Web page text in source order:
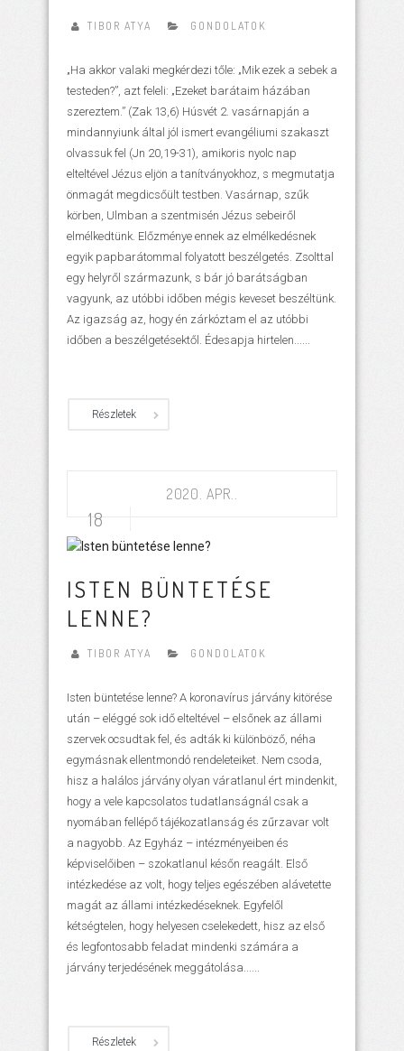
TIBOR ATYA GONDOLATOK
„Ha akkor valaki megkérdezi tőle: „Mik ezek a sebek a
testeden?”, azt feleli: „Ezeket barátaim házában
szereztem.” (Zak 13,6) Húsvét 2. vasárnapján a
mindannyiunk által jól ismert evangéliumi szakaszt
olvassuk fel (Jn 20,19-31), amikoris nyolc nap
elteltével Jézus eljön a tanítványokhoz, s megmutatja
önmagát megdicsőült testben. Vasárnap, szűk
körben, Ulmban a szentmisén Jézus sebeiről
elmélkedtünk. Előzménye ennek az elmélkedésnek
egyik papbarátommal folyatott beszélgetés. Zsolttal
egy helyről származunk, s bár jó barátságban
vagyunk, az utóbbi időben mégis keveset beszéltünk.
Az igazság az, hogy én zárkóztam el az utóbbi
időben a beszélgetésektől. Édesapja hirtelen......
Részletek
2020. APR..
18
ISTEN BÜNTETÉSE
LENNE?
TIBOR ATYA GONDOLATOK
Isten büntetése lenne? A koronavírus járvány kitörése
után – eléggé sok idő elteltével – elsőnek az állami
szervek ocsudtak fel, és adták ki különböző, néha
egymásnak ellentmondó rendeleteiket. Nem csoda,
hisz a halálos járvány olyan váratlanul ért mindenkit,
hogy a vele kapcsolatos tudatlanságnál csak a
nyomában fellépő tájékozatlanság és zűrzavar volt
a nagyobb. Az Egyház – intézményeiben és
képviselőiben – szokatlanul későn reagált. Első
intézkedése az volt, hogy teljes egészében alávetette
magát az állami intézkedéseknek. Egyfelől
kétségtelen, hogy helyesen cselekedett, hisz az első
és legfontosabb feladat mindenki számára a
járvány terjedésének meggátolása......
Részletek